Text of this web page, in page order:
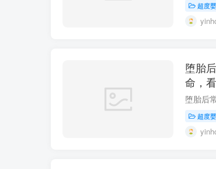
超度
堕胎
命，
超度